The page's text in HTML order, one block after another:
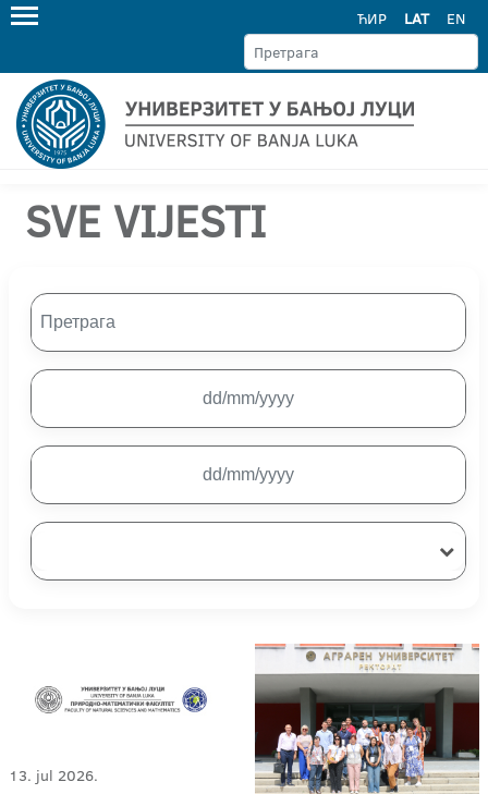
ЋИР LAT EN
SVE VIJESTI
13. jul 2026.